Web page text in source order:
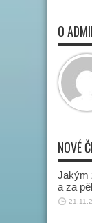
O
NOVÉ
Jakým
a za